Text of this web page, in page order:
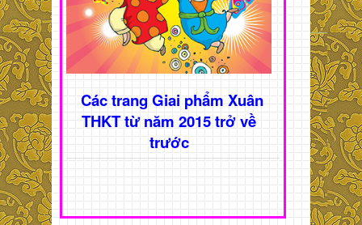
Các trang Giai phẩm Xuân
THKT từ năm 2015 trở về
trước